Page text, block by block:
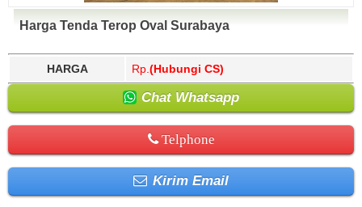
Harga Tenda Terop Oval Surabaya
HARGA Rp. (Hubungi CS)
Chat Whatsapp
Telphone
Kirim Email